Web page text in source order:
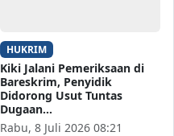
HUKRIM
Kiki Jalani Pemeriksaan di
Bareskrim, Penyidik
Didorong Usut Tuntas
Dugaan…
Rabu, 8 Juli 2026 08:21